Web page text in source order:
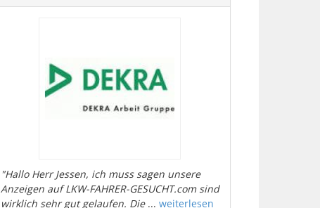
"Hallo Herr Jessen, ich muss sagen unsere
Anzeigen auf LKW-FAHRER-GESUCHT.com sind
wirklich sehr gut gelaufen. Die... weiterlesen